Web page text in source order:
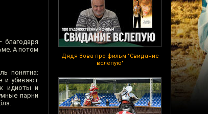
Дядя Вова про фильм "Свидание
вслепую"
А потом
понятна:
и убивают
идиоты и
парни